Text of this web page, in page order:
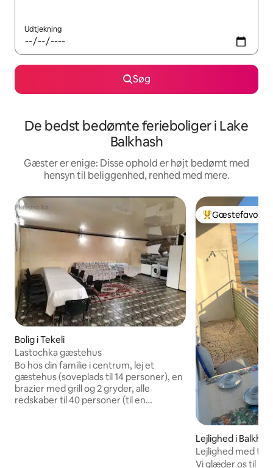
Udtjekning
Søg
De bedst bedømte ferieboliger i Lake
Balkhash
Gæster er enige: Disse ophold er højt bedømt med
hensyn til beliggenhed, renhed med mere.
Bolig i Tekeli
Lastochka gæstehus
Bo hos din familie i centrum, lej et
gæstehus (soveplads til 14 personer), en
brazier med grill og 2 gryder, alle
redskaber til 40 personer (til en
Bedste
Gæstefavorit
Lejlighed i
Lejlighed med to soveområder!
Balkhash-søen!
Vi glæder os til at se dig!